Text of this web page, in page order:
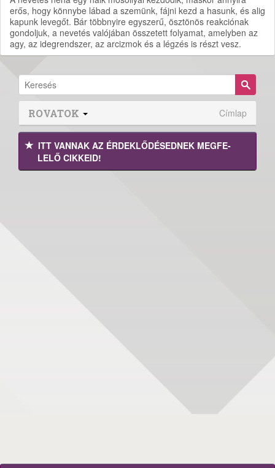
erős, hogy könnybe lábad a szemünk, fájni kezd a hasunk, és alig
kapunk levegőt. Bár többnyire egyszerű, ösztönös reakciónak
gondoljuk, a nevetés valójában összetett folyamat, amelyben az
agy, az idegrendszer, az arcizmok és a légzés is részt vesz.
ROVATOK Címlap
ITT VANNAK AZ ÉRDEK­LŐDÉ­SEDNEK MEGFE­
LELŐ CIKKEID!